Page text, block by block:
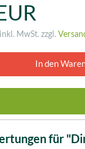
inkl. MwSt. zzgl.
für